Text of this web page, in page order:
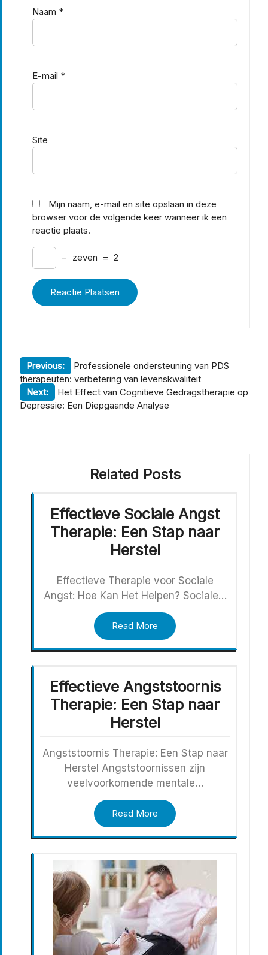
Naam *
E-mail *
Site
Mijn naam, e-mail en site opslaan in deze
browser voor de volgende keer wanneer ik een
reactie plaats.
− zeven = 2
Berichtnavigatie
Previous:
Professionele ondersteuning van PDS
therapeuten: verbetering van levenskwaliteit
Next:
Het Effect van Cognitieve Gedragstherapie op
Depressie: Een Diepgaande Analyse
Related Posts
Effectieve Sociale Angst
Therapie: Een Stap naar
Herstel
Effectieve Therapie voor Sociale
Angst: Hoe Kan Het Helpen? Sociale…
Read More
Effectieve Angststoornis
Therapie: Een Stap naar
Herstel
Angststoornis Therapie: Een Stap naar
Herstel Angststoornissen zijn
veelvoorkomende mentale…
Read More